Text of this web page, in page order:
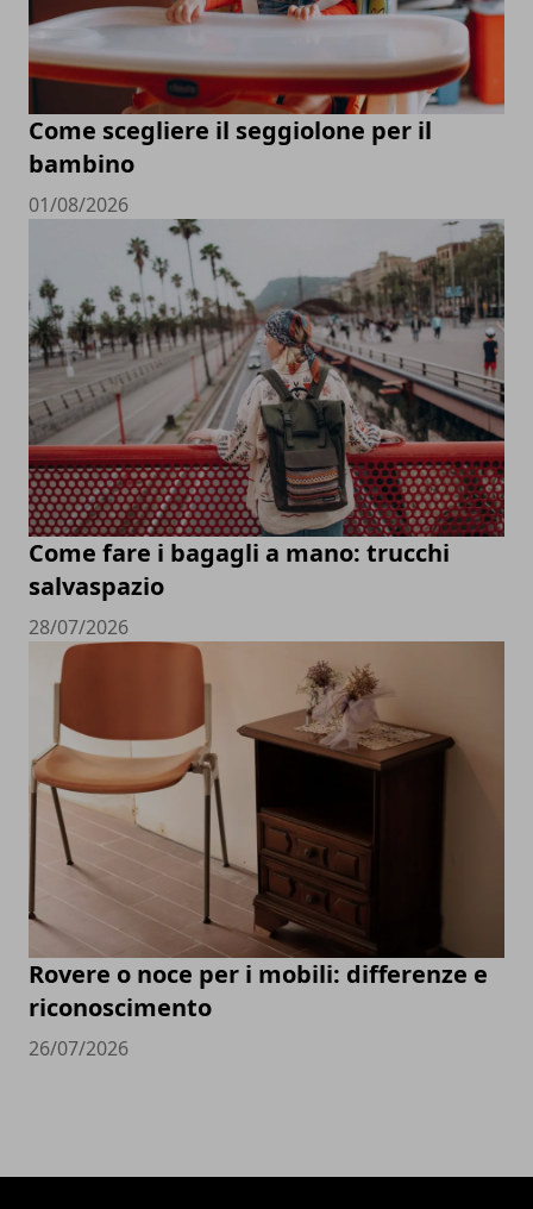
Come scegliere il seggiolone per il
bambino
01/08/2026
Come fare i bagagli a mano: trucchi
salvaspazio
28/07/2026
Rovere o noce per i mobili: differenze e
riconoscimento
26/07/2026